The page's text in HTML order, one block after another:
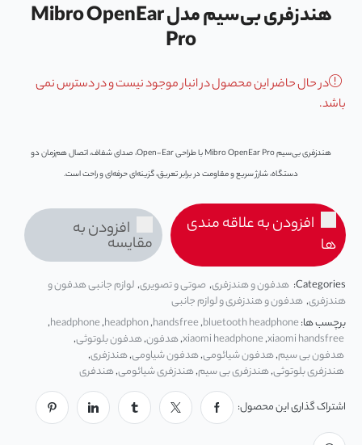
هندزفری بی‌سیم مدل Mibro OpenEar
Pro
در حال حاضر این محصول در انبار موجود نیست و در دسترس نمی
باشد.
هندزفری بی‌سیم Mibro OpenEar Pro با طراحی Open-Ear، صدای شفاف، اتصال هم‌زمان دو
دستگاه، شارژ سریع و مقاومت در برابر تعریق، گزینه‌ای حرفه‌ای و راحت است.
افزودن به علاقه مندی
ها
افزودن به
مقایسه
Categories: هدفون و هندزفری, صوتی و تصویری,لوازم جانبی هدفون و
هندزفری,هدفون و هندزفری و لوازم جانبی
برچسب ها:bluetooth headphone
,
handsfree
,
headphon
,
headphone
,
xiaomi handsfree
,
xiaomi headphone
,هدفون,هدفون بلوتوثی,
هدفون بی سیم,هدفون شیائومی,هدفون شیاومی,هندزفری,
هندزفری بلوتوثی,هندزفری بی سیم,هندزفری شیائومی,هندفری
اشتراک گذاری این محصول: